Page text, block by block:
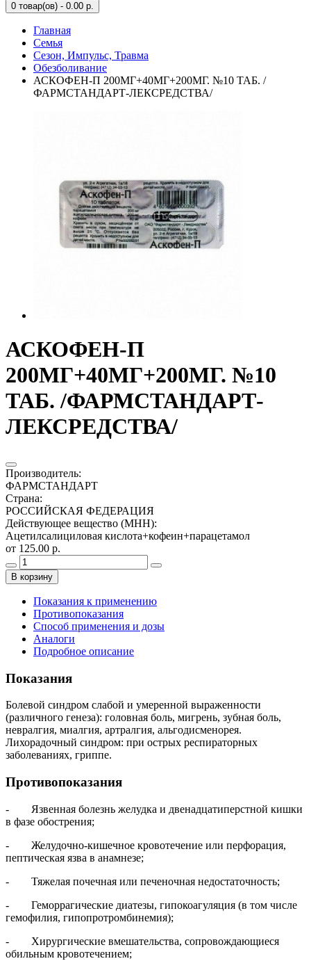
0 товар(ов) - 0.00 р.
Главная
Семья
Сезон, Импульс, Травма
Обезболивание
АСКОФЕН-П 200МГ+40МГ+200МГ. №10 ТАБ. /
ФАРМСТАНДАРТ-ЛЕКСРЕДСТВА/
АСКОФЕН-П
200МГ+40МГ+200МГ. №10
ТАБ. /ФАРМСТАНДАРТ-
ЛЕКСРЕДСТВА/
Производитель:
ФАРМСТАНДАРТ
Страна:
РОССИЙСКАЯ ФЕДЕРАЦИЯ
Действующее вещество (МНН):
Ацетилсалициловая кислота+кофеин+парацетамол
от 125.00 р.
В корзину
Показания к применению
Противопоказания
Способ применения и дозы
Аналоги
Подробное описание
Показания
Болевой синдром слабой и умеренной выраженности
(различного генеза): головная боль, мигрень, зубная боль,
невралгия, миалгия, артралгия, альгодисменорея.
Лихорадочный синдром: при острых респираторных
заболеваниях, гриппе.
Противопоказания
- Язвенная болезнь желудка и двенадцатиперстной кишки
в фазе обострения;
- Желудочно-кишечное кровотечение или перфорация,
пептическая язва в анамнезе;
- Тяжелая почечная или печеночная недостаточность;
- Геморрагические диатезы, гипокоагуляция (в том числе
гемофилия, гипопротромбинемия);
- Хирургические вмешательства, сопровождающиеся
обильным кровотечением;